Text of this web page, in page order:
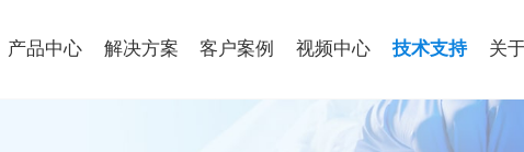
产品中心 解决方案 客户案例 视频中心 技术支持 关